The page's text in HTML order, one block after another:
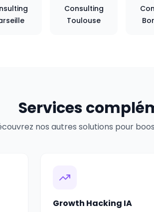
Consulting
Toulouse
Services
nos autres solutions pour
Growth Hacking IA